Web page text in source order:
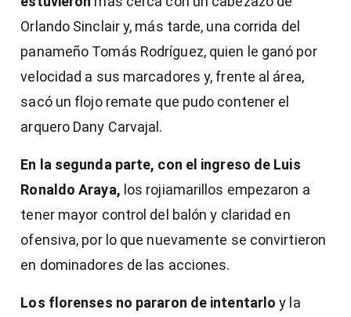
Orlando Sinclair y, más tarde, una corrida del
panameño Tomás Rodríguez, quien le ganó por
velocidad a sus marcadores y, frente al área,
sacó un flojo remate que pudo contener el
arquero Dany Carvajal.
En la segunda parte, con el ingreso de Luis
Ronaldo Araya, los rojiamarillos empezaron a
tener mayor control del balón y claridad en
ofensiva, por lo que nuevamente se convirtieron
en dominadores de las acciones.
Los florenses no pararon de intentarloy la